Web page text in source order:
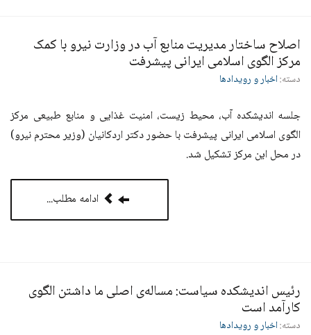
اصلاح ساختار مدیریت منابع آب در وزارت نیرو با کمک
مرکز الگوی اسلامی ایرانی پیشرفت
دسته:اخبار و رویدادها
جلسه اندیشکده آب، محیط زیست، امنیت غذایی و منابع طبیعی مرکز
الگوی اسلامی ایرانی پیشرفت با حضور دکتر اردکانیان (وزیر محترم نیرو)
در محل این مرکز تشکیل شد.
ادامه مطلب...
رئیس اندیشکده‌ سیاست: مساله‌ی اصلی ما داشتن الگوی
کارآمد است
دسته:اخبار و رویدادها